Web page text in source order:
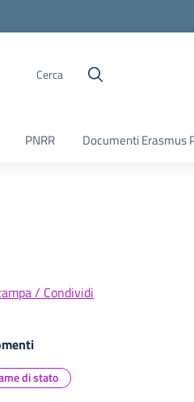
Cerca
PNRR Documenti Erasmus
/ Condividi
di stato